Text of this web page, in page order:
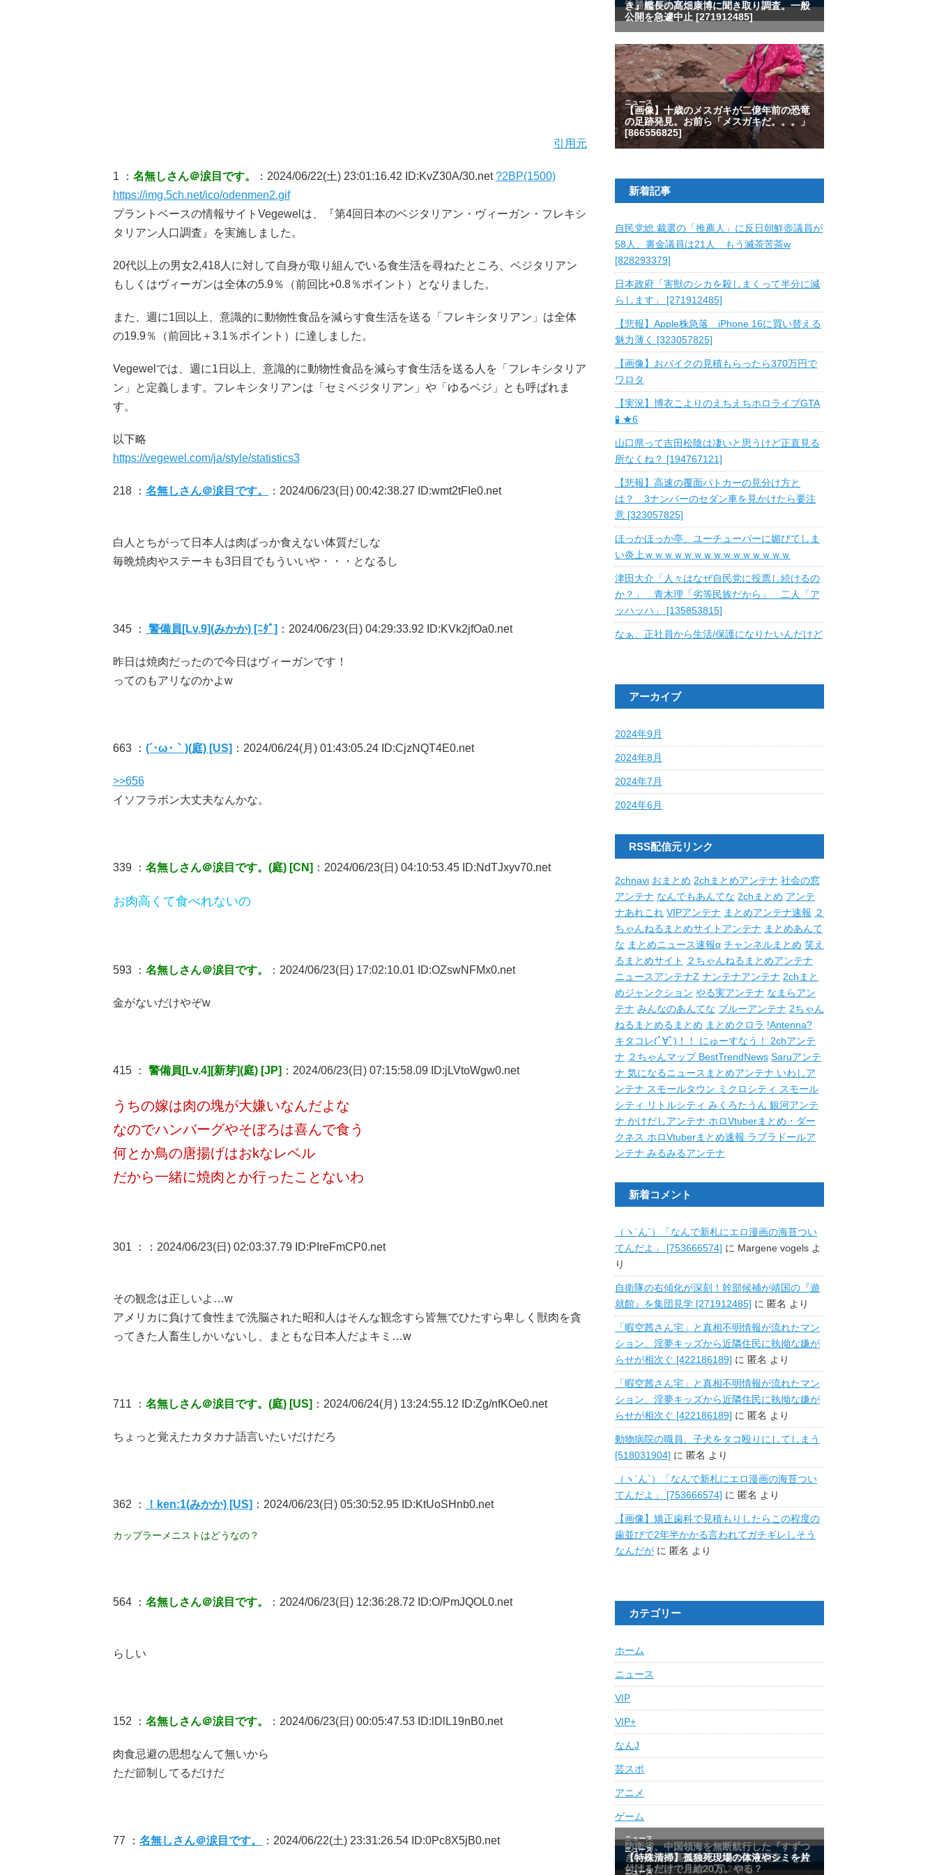
引用元
1 ： 名無しさん＠涙目です。 ：2024/06/22(土) 23:01:16.42 ID:KvZ30A/30.net?2BP(1500)
https://img.5ch.net/ico/odenmen2.gif
プラントベースの情報サイトVegewelは、『第4回日本のベジタリアン・ヴィーガン・フレキシ
タリアン人口調査』を実施しました。
20代以上の男女2,418人に対して自身が取り組んでいる食生活を尋ねたところ、ベジタリアン
もしくはヴィーガンは全体の5.9％（前回比+0.8％ポイント）となりました。
また、週に1回以上、意識的に動物性食品を減らす食生活を送る「フレキシタリアン」は全体
の19.9％（前回比＋3.1％ポイント）に達しました。
Vegewelでは、週に1日以上、意識的に動物性食品を減らす食生活を送る人を「フレキシタリア
ン」と定義します。フレキシタリアンは「セミベジタリアン」や「ゆるベジ」とも呼ばれま
す。
以下略
https://vegewel.com/ja/style/statistics3
218 ： 名無しさん＠涙目です。 ：2024/06/23(日) 00:42:38.27 ID:wmt2tFIe0.net
白人とちがって日本人は肉ばっか食えない体質だしな
毎晩焼肉やステーキも3日目でもういいや・・・となるし
345 ： 警備員[Lv.9](みかか) [ﾆﾀﾞ] ：2024/06/23(日) 04:29:33.92 ID:KVk2jfOa0.net
昨日は焼肉だったので今日はヴィーガンです！
ってのもアリなのかよw
663 ： (´･ω･｀)(庭) [US] ：2024/06/24(月) 01:43:05.24 ID:CjzNQT4E0.net
>>656
イソフラボン大丈夫なんかな。
339 ： 名無しさん＠涙目です。(庭) [CN] ：2024/06/23(日) 04:10:53.45 ID:NdTJxyv70.net
お肉高くて食べれないの
593 ： 名無しさん＠涙目です。 ：2024/06/23(日) 17:02:10.01 ID:OZswNFMx0.net
金がないだけやぞw
415 ： 警備員[Lv.4][新芽](庭) [JP] ：2024/06/23(日) 07:15:58.09 ID:jLVtoWgw0.net
うちの嫁は肉の塊が大嫌いなんだよな
なのでハンバーグやそぼろは喜んで食う
何とか鳥の唐揚げはおkなレベル
だから一緒に焼肉とか行ったことないわ
301 ： ：2024/06/23(日) 02:03:37.79 ID:PIreFmCP0.net
その観念は正しいよ…w
アメリカに負けて食性まで洗脳された昭和人はそんな観念すら皆無でひたすら卑しく獣肉を貪
ってきた人畜生しかいないし、まともな日本人だよキミ…w
711 ： 名無しさん＠涙目です。(庭) [US] ：2024/06/24(月) 13:24:55.12 ID:Zg/nfKOe0.net
ちょっと覚えたカタカナ語言いたいだけだろ
362 ： ！ken:1(みかか) [US] ：2024/06/23(日) 05:30:52.95 ID:KtUoSHnb0.net
カップラーメニストはどうなの？
564 ： 名無しさん＠涙目です。 ：2024/06/23(日) 12:36:28.72 ID:O/PmJQOL0.net
らしい
152 ： 名無しさん＠涙目です。 ：2024/06/23(日) 00:05:47.53 ID:lDlL19nB0.net
肉食忌避の思想なんて無いから
ただ節制してるだけだ
77 ： 名無しさん＠涙目です。 ：2024/06/22(土) 23:31:26.54 ID:0Pc8X5jB0.net
新着記事
自民党総.裁選の「推薦人」に反日朝鮮壺議員が
58人、裏金議員は21人 もう滅茶苦茶w
[828293379]
日本政府「害獣のシカを殺しまくって半分に減
らします」 [271912485]
【悲報】Apple株急落 iPhone 16に買い替える
魅力薄く [323057825]
【画像】おバイクの見積もらったら370万円で
ワロタ
【実況】博衣こよりのえちえちホロライブGTA
🧪 ★6
山口県って吉田松陰は凄いと思うけど正直見る
所なくね？ [194767121]
【悲報】高速の覆面パトカーの見分け方と
は？ 3ナンバーのセダン車を見かけたら要注
意 [323057825]
ほっかほっか亭、ユーチューバーに媚びてしま
い炎上ｗｗｗｗｗｗｗｗｗｗｗｗｗｗｗ
津田大介「人々はなぜ自民党に投票し続けるの
か？」 青木理「劣等民族だから」 二人「ア
ッハッハ」 [135853815]
なぁ、正社員から生活/保護になりたいんだけど
アーカイブ
2024年9月
2024年8月
2024年7月
2024年6月
RSS配信元リンク
2chnavi おまとめ 2chまとめアンテナ 社会の窓
アンテナ なんでもあんてな 2chまとめ アンテ
ナあれこれ VIPアンテナ まとめアンテナ速報 ２
ちゃんねるまとめサイトアンテナ まとめあんて
な まとめニュース速報α チャンネルまとめ 笑え
るまとめサイト
２ちゃんねるまとめアンテナ
ニュースアンテナZ ナンテナアンテナ 2chまと
めジャンクション やる実アンテナ なまらアン
テナ みんなのあんてな ブルーアンテナ 2ちゃん
ねるまとめるまとめ まとめクロラ !Antenna?
キタコレ(ﾟ∀ﾟ)！！ にゅーすなう！ 2chアンテ
ナ ２ちゃんマップ BestTrendNews Saruアンテ
ナ 気になるニュースまとめアンテナ いわしア
ンテナ スモールタウン ミクロシティ スモール
シティ
リトルシティ みくろたうん 銀河アンテ
ナ かけだしアンテナ ホロVtuberまとめ・ダー
クネス ホロVtuberまとめ速報 ラブラドールア
ンテナ みるみるアンテナ
新着コメント
（ヽ´ん`）「なんで新札にエロ漫画の海苔つい
てんだよ」 [753666574] に Margene vogels よ
り
自衛隊の右傾化が深刻！幹部候補が靖国の『遊
就館』を集団見学 [271912485] に 匿名 より
「暇空茜さん宅」と真相不明情報が流れたマン
ション、淫夢キッズから近隣住民に執拗な嫌が
らせが相次ぐ [422186189] に 匿名 より
「暇空茜さん宅」と真相不明情報が流れたマン
ション、淫夢キッズから近隣住民に執拗な嫌が
らせが相次ぐ [422186189] に 匿名 より
動物病院の職員、子犬をタコ殴りにしてしまう
[518031904] に 匿名 より
（ヽ´ん`）「なんで新札にエロ漫画の海苔つい
てんだよ」 [753666574] に 匿名 より
【画像】矯正歯科で見積もりしたらこの程度の
歯並びで2年半かかる言われてガチギレしそう
なんだが に 匿名 より
カテゴリー
ホーム
ニュース
VIP
VIP+
なんJ
芸スポ
アニメ
ゲーム
最近の人気記事ランキング